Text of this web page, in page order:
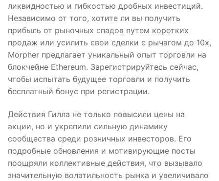
ликвидностью и гибкостью дробных инвестиций.
Независимо от того, хотите ли вы получить
прибыль от рыночных спадов путем коротких
продаж или усилить свои сделки с рычагом до 10x,
Morpher предлагает уникальный опыт торговли на
блокчейне Ethereum. Зарегистрируйтесь сейчас,
чтобы испытать будущее торговли и получить
бесплатный бонус при регистрации.
Действия Гилла не только повысили цены на
акции, но и укрепили сильную динамику
сообщества среди розничных инвесторов. Его
подробные обновления и мотивирующие посты
поощряли коллективные действия, что вызывало
значительную волатильность рынка и увеличивало